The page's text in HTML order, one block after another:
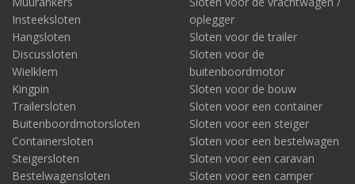
Insteeksloten
Hangsloten
Discussloten
Wielklem
Kingpin
Trailersloten
Buitenboordmotorsloten
Containersloten
Steigersloten
Bestelwagensloten
oplegger
Sloten voor de trailer
Sloten voor de
buitenboordmotor
Sloten voor de bouw
Sloten voor een container
Sloten voor een steiger
Sloten voor een bestelwagen
Sloten voor een caravan
Sloten voor een camper